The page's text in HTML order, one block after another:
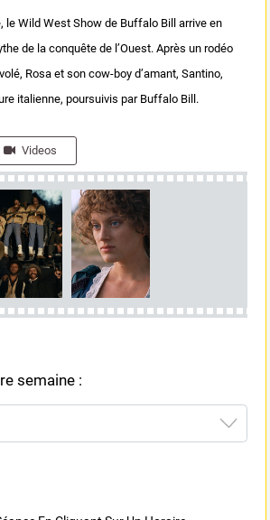
le Wild West Show de Buffalo Bill arrive en
de la conquête de l’Ouest. Après un rodéo
Rosa et son cow-boy d’amant, Santino,
italienne, poursuivis par Buffalo Bill.
Videos
semaine :